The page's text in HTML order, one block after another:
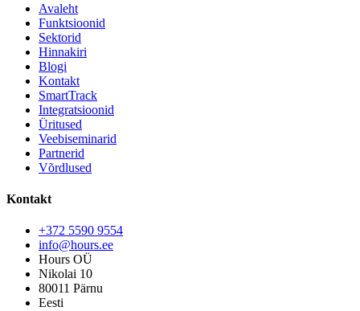
Avaleht
Funktsioonid
Sektorid
Hinnakiri
Blogi
Kontakt
SmartTrack
Integratsioonid
Üritused
Veebiseminarid
Partnerid
Võrdlused
Kontakt
+372 5590 9554
info@hours.ee
Hours OÜ
Nikolai 10
80011 Pärnu
Eesti